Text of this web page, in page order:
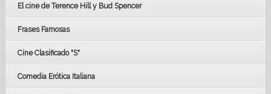
BAFTA
El cine de Terence Hill y Bud Spencer
Frases Famosas
Cine Clasificado "S"
Comedia Erótica Italiana